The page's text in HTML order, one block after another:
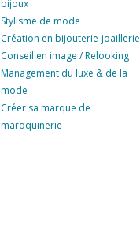
bijoux
Stylisme de mode
Création en bijouterie-joaillerie
Conseil en image / Relooking
Management du luxe & de la
mode
Créer sa marque de
maroquinerie